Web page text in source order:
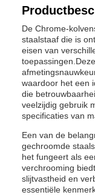
De Chrome-
staalstaaf die is
eisen van
waardoor het een
die
veelzijdig gebruik
specificaties van
Een van de
gechroomde
het fungeert als
verchrooming
slijtvastheid en
essentiële